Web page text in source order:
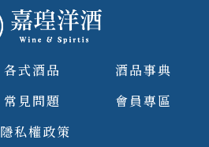
各式酒品
酒品事典
常見問題
會員專區
隱私權政策